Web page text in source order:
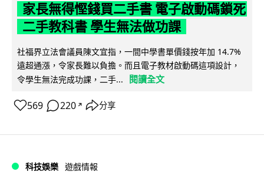
家長無得慳錢買二手書 電子啟動碼鎖死
二手教科書 學生無法做功課
社福界立法會議員陳文宜指，一間中學書單價錢按年加 14.7%
遠超通漲，令家長難以負擔。而且電子教材啟動碼這項設計，
令學生無法完成功課，二手...
閱讀全文
569 220 ↗ 分享
科技娛樂 遊戲情報